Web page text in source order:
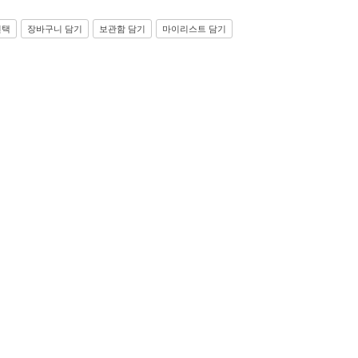
장바구니 담기 보관함 담기 마이리스트 담기